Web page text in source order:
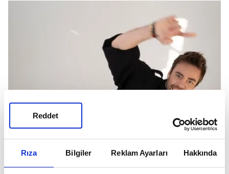
Rıza Bilgiler Reklam Ayarları Hakkında
Reddet